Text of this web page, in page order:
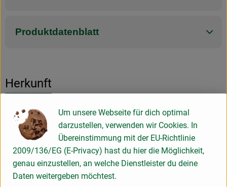
Produktdatenblatt
Herkunft
Hersteller: Biovegan
Deutschland
Biovegan GmbH
Um unsere Webseite für dich optimal
darzustellen, verwenden wir Cookies. In
Übereinstimmung mit der EU-Richtlinie
2009/136/EG (E-Privacy) hast du hier die Möglichkeit,
genau einzustellen, an welche Dienstleister du deine
Daten weitergeben möchtest.